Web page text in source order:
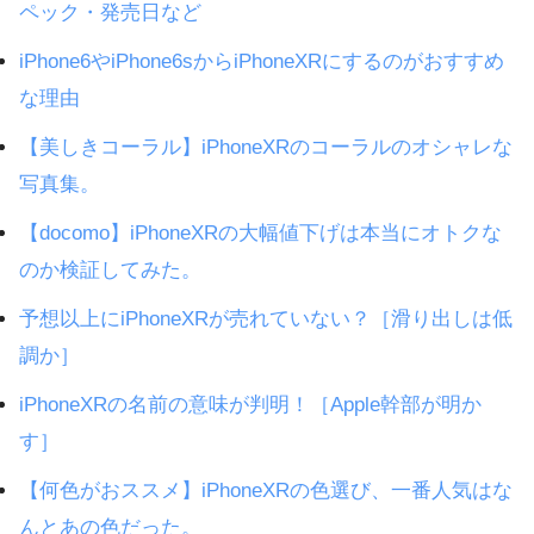
ペック・発売日など
iPhone6やiPhone6sからiPhoneXRにするのがおすすめ
な理由
【美しきコーラル】iPhoneXRのコーラルのオシャレな
写真集。
【docomo】iPhoneXRの大幅値下げは本当にオトクな
のか検証してみた。
予想以上にiPhoneXRが売れていない？［滑り出しは低
調か］
iPhoneXRの名前の意味が判明！［Apple幹部が明か
す］
【何色がおススメ】iPhoneXRの色選び、一番人気はな
んとあの色だった。